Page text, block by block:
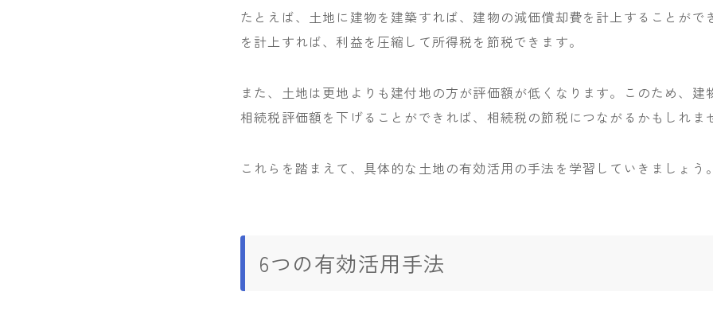
たとえば、土地に建物を建築すれば、建物の減価償却費を計上することがで
を計上すれば、利益を圧縮して所得税を節税できます。
また、土地は更地よりも建付地の方が評価額が低くなります。このため、建
相続税評価額を下げることができれば、相続税の節税につながるかもしれま
これらを踏まえて、具体的な土地の有効活用の手法を学習していきましょう。
6つの有効活用手法